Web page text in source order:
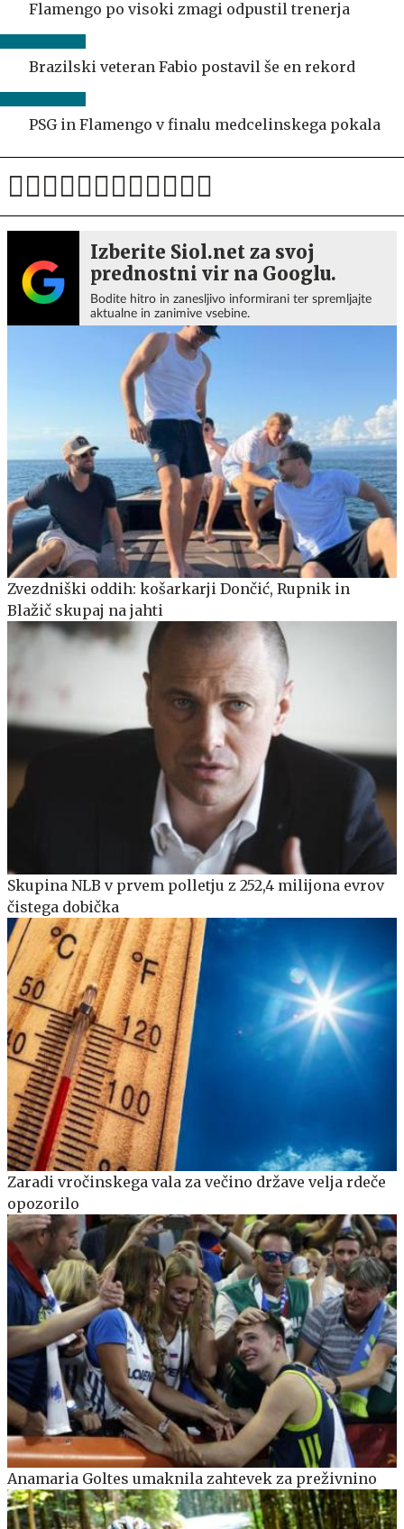
Flamengo po visoki zmagi odpustil trenerja
Brazilski veteran Fabio postavil še en rekord
PSG in Flamengo v finalu medcelinskega pokala
Izberite Siol.net za svoj
prednostni vir na Googlu.
Bodite hitro in zanesljivo informirani ter spremljajte
aktualne in zanimive vsebine.
Zvezdniški oddih: košarkarji Dončić, Rupnik in
Blažič skupaj na jahti
Skupina NLB v prvem polletju z 252,4 milijona evrov
čistega dobička
Zaradi vročinskega vala za večino države velja rdeče
opozorilo
Anamaria Goltes umaknila zahtevek za preživnino